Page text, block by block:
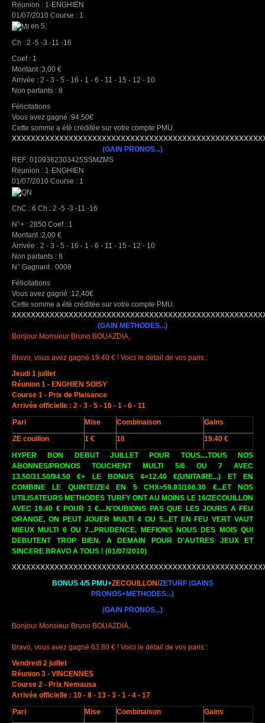
Réunion : 1-ENGHIEN
01/07/2010 Course : 1
en 5,
Ch : 2 -5 -3 -11 -16
Coef : 1
Montant :3,00 €
Arrivée : 2 - 3 - 5 - 16 - 1 - 6 - 11 - 15 - 12 - 10
Non partants : 8
Félicitations
Vous avez gagné :94,50€
Cette somme a été créditée sur votre compte PMU.
(GAIN PRONOS...)
REF: 0109362303425SSMZMS
Réunion : 1-ENGHIEN
01/07/2010 Course : 1
ChC : 6 Ch : 2 -5 -3 -11 -16
N°+ : 2850 Coef : 1
Montant :2,00 €
Arrivée : 2 - 3 - 5 - 16 - 1 - 6 - 11 - 15 - 12 - 10
Non partants : 8
N° Gagnant : 0008
Félicitations
Vous avez gagné :12,40€
Cette somme a été créditée sur votre compte PMU.
(GAIN METHODES...)
Bonjour Monsieur Bruno BOUAZDIA,
Bravo, vous avez gagné 19.40 € ! Voici le détail de vos paris :
Jeudi 1 juillet
Réunion 1 - ENGHIEN SOISY
Course 1 - Prix de Plaisance
Arrivée officielle : 2 - 3 - 5 - 16 - 1 - 6 - 11
Pari
Mise Combinaison
Gains
ZE couillon
1 € 16
19.40 €
HYPER BON DEBUT JUILLET POUR TOUS....TOUS NOS
ABONNES/PRONOS TOUCHENT MULTI 5/6 OU 7 AVEC
13.50/31.50/94.50 €+ LE BONUS 4=12.40 €(UNITAIRE...) ET EN
COMBINE LE QUINTE/ZE4 EN 5 CHX=59.93/166.30 €...ET NOS
UTILISATEURS METHODES TURFY ONT AU MOINS LE 16/ZECOUILLON
AVEC 19.40 € POUR 1 €....N'OUBIONS PAS QUE LES JOURS A FEU
ORANGE, ON PEUT JOUER MULTI 4 OU 5...ET EN FEU VERT VAUT
MIEUX MULTI 6 OU 7...PRUDENCE, MEFIONS NOUS DES MOIS QUI
DEBUTENT TROP BIEN. A DEMAIN POUR D'AUTRES JEUX ET
SINCERE BRAVO A TOUS ! (01/07/2010)
BONUS 4/5 PMU+ZECOUILLON/ZETURF (GAINS
PRONOS+METHODES...)
(GAIN PRONOS...)
Bonjour Monsieur Bruno BOUAZDIA,
Bravo, vous avez gagné 63.80 € ! Voici le détail de vos paris :
Vendredi 2 juillet
Réunion 3 - VINCENNES
Course 2 - Prix Nemausa
Arrivée officielle : 10 - 8 - 13 - 3 - 1 - 4 - 17
Pari
Mise Combinaison
Gains